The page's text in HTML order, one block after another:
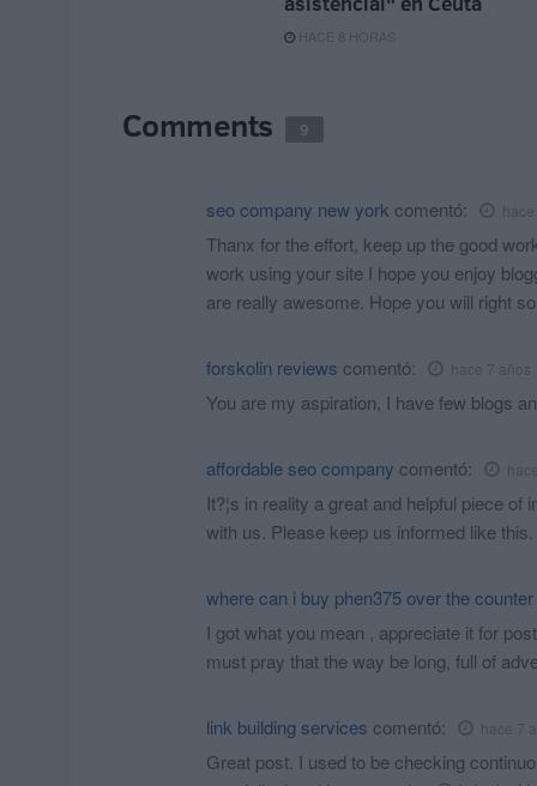
HACE 8 HORAS
Comments 9
seo company new york comentó: hace
Thanx for the effort, keep up the good
work using your site I hope you enjoy
are really awesome. Hope you will right
forskolin reviews comentó: hace 7 años
You are my aspiration, I have few blogs
affordable seo company comentó:
It?¦s in reality a great and helpful piece
with us. Please keep us informed like
where can i buy phen375 over the counter
I got what you mean , appreciate it for
must pray that the way be long, full of
link building services comentó: hace 7
Great post. I used to be checking